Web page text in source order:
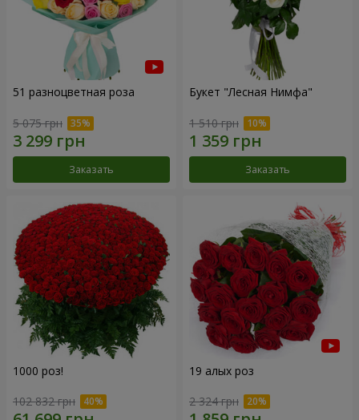
51 разноцветная роза
5 075 грн
Заказать
Букет "Лесная Нимфа"
1 510 грн
Заказать
1000 роз!
102 832 грн
19 алых роз
2 324 грн